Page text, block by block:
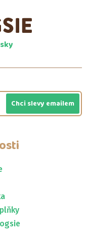
Chci slevy emailem